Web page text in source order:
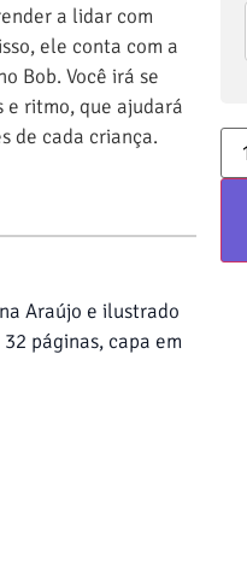
a lidar com
ele conta com a
Bob. Você irá se
e ritmo, que ajudará
de cada criança.
Araújo e ilustrado
páginas, capa em